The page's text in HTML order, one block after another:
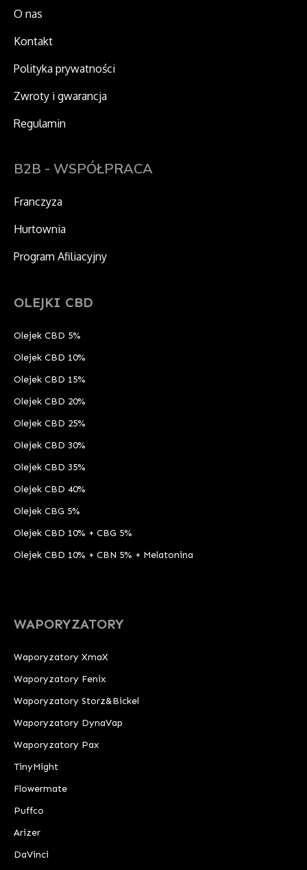
O nas
Kontakt
Polityka prywatności
Zwroty i gwarancja
Regulamin
B2B - WSPÓŁPRACA
Franczyza
Hurtownia
Program Afiliacyjny
OLEJKI CBD
Olejek CBD 5%
Olejek CBD 10%
Olejek CBD 15%
Olejek CBD 20%
Olejek CBD 25%
Olejek CBD 30%
Olejek CBD 35%
Olejek CBD 40%
Olejek CBG 5%
Olejek CBD 10% + CBG 5%
Olejek CBD 10% + CBN 5% + Melatonina
WAPORYZATORY
Waporyzatory XmaX
Waporyzatory Fenix
Waporyzatory Storz&Bickel
Waporyzatory DynaVap
Waporyzatory Pax
TinyMight
Flowermate
Puffco
Arizer
DaVinci